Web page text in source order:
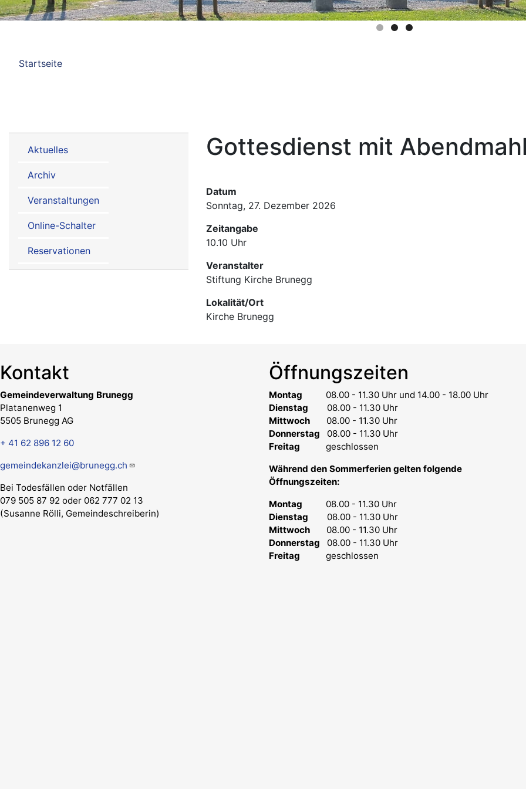
Pfadnavigation
Startseite
Hauptnavigation
Informationen
Aktuelles
Archiv
Veranstaltungen
Online-Schalter
Reservationen
Gottesdienst mit
Datum
Sonntag, 27. Dezember 2026
Zeitangabe
10.10 Uhr
Veranstalter
Stiftung Kirche Brunegg
Lokalität/Ort
Kirche Brunegg
Kontakt
Gemeindeverwaltung Brunegg
Platanenweg 1
5505 Brunegg AG
+ 41 62 896 12 60
gemeindekanzlei@brunegg.ch
Bei Todesfällen oder Notfällen
079 505 87 92 oder 062 777 02 13
(Susanne Rölli, Gemeindeschreiberin)
Öffnungszeiten
Montag 08.00 - 11.30 Uhr und 14.00 - 18.00 Uhr
Dienstag 08.00 - 11.30 Uhr
Mittwoch 08.00 - 11.30 Uhr
Donnerstag 08.00 - 11.30 Uhr
Freitag geschlossen
Während den Sommerferien gelten folgende
Öffnungszeiten:
Montag 08.00 - 11.30 Uhr
Dienstag 08.00 - 11.30 Uhr
Mittwoch 08.00 - 11.30 Uhr
Donnerstag 08.00 - 11.30 Uhr
Freitag geschlossen